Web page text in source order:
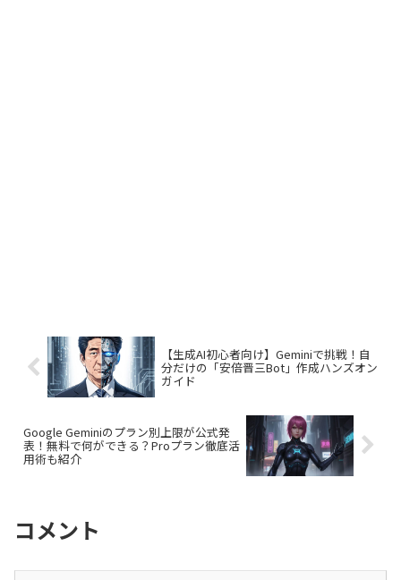
【生成AI初心者向け】Geminiで挑戦！自
分だけの「安倍晋三Bot」作成ハンズオン
ガイド
Google Geminiのプラン別上限が公式発
表！無料で何ができる？Proプラン徹底活
用術も紹介
コメント